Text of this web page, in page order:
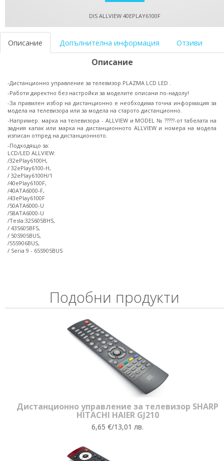
DIS ALLVIEW 40EPLAY6100F
Описание Допълнителна информация Отзиви
Описание
-Дистанционно управление за телевизор PLAZMA LCD LED .
-Работи директно без настройки за моделите описани по-надолу!
-За правилен избор на дистанционно е необходима точна информация за
модела на телевизора или за модела на старото дистанционно.
-Например: марка на телевизора - ALLVIEW и MODEL № ?????-от табелата на
задния капак или марка на дистанционното ALLVIEW и номера на модела
изписан отпред на дистанционното.
-Подходящо за:
LCD/LED ALLVIEW:
/32ePlay6100H,
/ 32ePlay6100-H,
/ 32ePlay6100H/1
/40ePlay6100F,
/40ATA6000-F,
/43ePlay6100F
/50ATA6000-U
/58ATA6000-U
/Tesla:32S605BHS,
/ 43S605BFS,
/ 50S905BUS,
/55S906BUS,
/ Seria 9 - 65S905BUS
Подобни продукти
Дистанционно управление за телевизор SHARP
HITACHI HAIER GJ210
6,65 €/13,01 лв.